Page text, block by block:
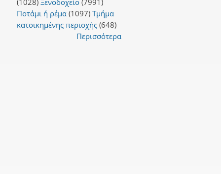
Ποτάμι ή ρέμα(1097) Τμήμα
κατοικημένης περιοχής(648)
Περισσότερα